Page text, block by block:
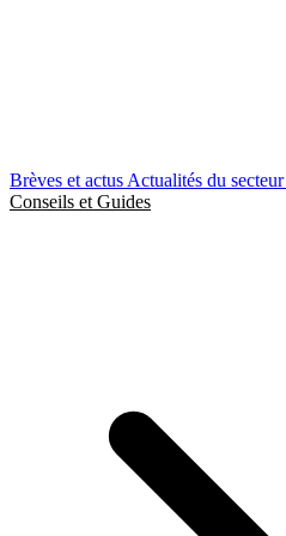
Brèves et actus Actualités du secteur
Conseils et Guides